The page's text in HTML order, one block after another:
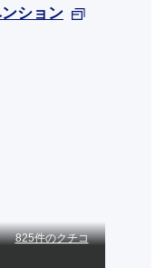
ション
825件のクチコ